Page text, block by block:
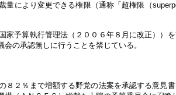
量により変更できる権限（通称「超権限（
家予算執行管理法（２００６年８月に改正）
の承認無しに行うことを禁じている。
２％まで増額する野党の法案を承認する意見